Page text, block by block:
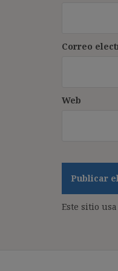
Correo
Web
Este sitio